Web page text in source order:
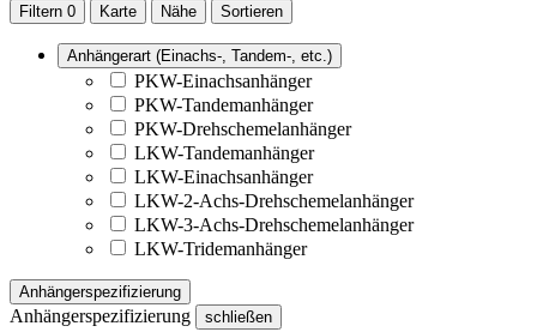
Filtern 0 Karte Nähe Sortieren
Anhängerart (Einachs-, Tandem-, etc.)
PKW-Einachsanhänger
PKW-Tandemanhänger
PKW-Drehschemelanhänger
LKW-Tandemanhänger
LKW-Einachsanhänger
LKW-2-Achs-Drehschemelanhänger
LKW-3-Achs-Drehschemelanhänger
LKW-Tridemanhänger
Anhängerspezifizierung
Anhängerspezifizierung schließen